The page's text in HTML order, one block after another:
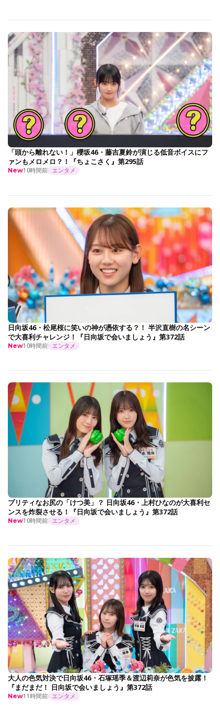
「頭から離れない！」櫻坂46・藤吉夏鈴が演じる低音ボイスにフ
ァンもメロメロ？！『ちょこさく』第295話
New10時間前 エンタメ
日向坂46・松尾桜に笑いの神が憑依する？！ 半沢直樹の名シーン
で大喜利チャレンジ！『日向坂で会いましょう』第372話
New10時間前 エンタメ
プリティなお尻の「けつ美」？ 日向坂46・上村ひなのが大喜利セ
ンスを炸裂させる！『日向坂で会いましょう』第372話
New10時間前 エンタメ
大人の色気対決で日向坂46・石塚瑶季＆渡辺莉奈が色気を披露！
『まだまだ！ 日向坂で会いましょう』第372話
New11時間前 エンタメ